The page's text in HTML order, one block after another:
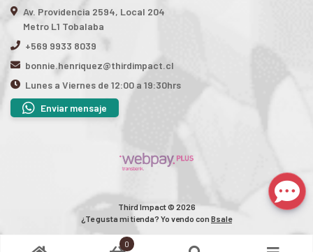
Av. Providencia 2594, Local 204
Metro L1 Tobalaba
+569 9933 8039
bonnie.henriquez@thirdimpact.cl
Lunes a Viernes de 12:00 a 19:30hrs
Enviar mensaje
Third Impact © 2026
¿Te gusta mi tienda? Yo vendo con Bsale
0